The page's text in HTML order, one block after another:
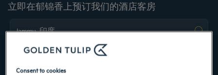
立即在郁锦香上预订我们的酒店客房
Consent to cookies